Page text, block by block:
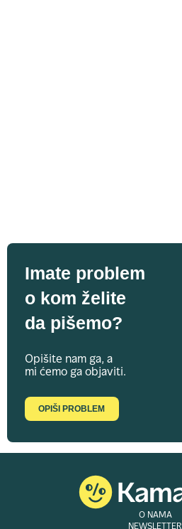
Imate problem
o kom želite
da pišemo?
Opišite nam ga, a
mi ćemo ga objaviti.
OPIŠI PROBLEM
O NAMA
NEWSLETTER